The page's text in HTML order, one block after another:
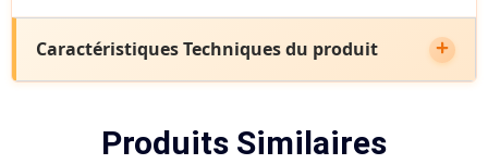
Caractéristiques Techniques du produit
Produits Similaires